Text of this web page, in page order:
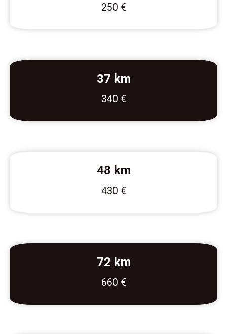
250 €
37 km
340 €
48 km
430 €
72 km
660 €